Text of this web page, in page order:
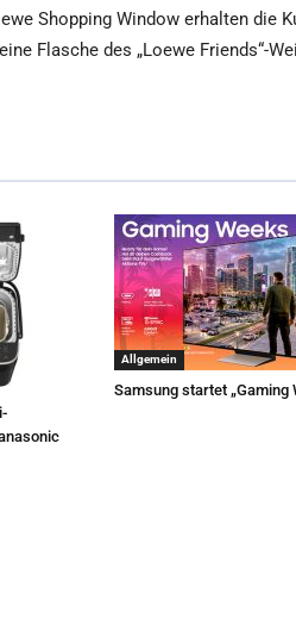
Shopping Window erhalten die
Flasche des „Loewe Friends“-
Allgemein
Samsung startet „Gaming